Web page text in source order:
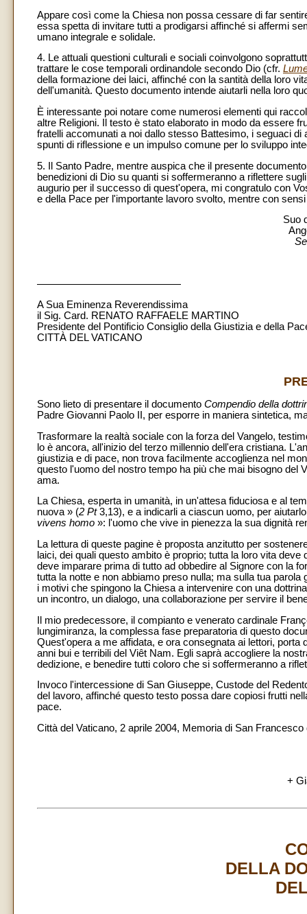
Appare così come la Chiesa non possa cessare di far
essa spetta di invitare tutti a prodigarsi affinché si affermi
umano integrale e solidale.
4. Le attuali questioni culturali e sociali coinvolgono
trattare le cose temporali ordinandole secondo Dio (cfr.
della formazione dei laici, affinché con la santità della loro
dell'umanità. Questo documento intende aiutarli nella loro
È interessante poi notare come numerosi elementi qui
altre Religioni. Il testo è stato elaborato in modo da essere
fratelli accomunati a noi dallo stesso Battesimo, i seguaci
spunti di riflessione e un impulso comune per lo sviluppo
5. Il Santo Padre, mentre auspica che il presente
benedizioni di Dio su quanti si soffermeranno a riflettere
augurio per il successo di quest'opera, mi congratulo con
e della Pace per l'importante lavoro svolto, mentre con
Suo
——————————————
A Sua Eminenza Reverendissima
il Sig. Card. RENATO RAFFAELE MARTINO
Presidente del Pontificio Consiglio della Giustizia e della
CITTÀ DEL VATICANO
Sono lieto di presentare il documento Compendio della
Padre Giovanni Paolo II, per esporre in maniera sintetica,
Trasformare la realtà sociale con la forza del Vangelo,
lo è ancora, all'inizio del terzo millennio dell'era cristiana.
giustizia e di pace, non trova facilmente accoglienza nel
questo l'uomo del nostro tempo ha più che mai bisogno del
ama.
La Chiesa, esperta in umanità, in un'attesa fiduciosa e al
nuova » (2 Pt3,13), e a indicarli a ciascun uomo, per
vivens homo »: l'uomo che vive in pienezza la sua dignità
La lettura di queste pagine è proposta anzitutto per
laici, dei quali questo ambito è proprio; tutta la loro vita
deve imparare prima di tutto ad obbedire al Signore con la
tutta la notte e non abbiamo preso nulla; ma sulla tua parola
i motivi che spingono la Chiesa a intervenire con una
un incontro, un dialogo, una collaborazione per servire il
Il mio predecessore, il compianto e venerato cardinale
lungimiranza, la complessa fase preparatoria di questo
Quest'opera a me affidata, e ora consegnata ai lettori,
anni bui e terribili del Viêt Nam. Egli saprà accogliere la
dedizione, e benedire tutti coloro che si soffermeranno a
Invoco l'intercessione di San Giuseppe, Custode del
del lavoro, affinché questo testo possa dare copiosi frutti
pace.
Città del Vaticano, 2 aprile 2004, Memoria di San Francesco
+
DELLA